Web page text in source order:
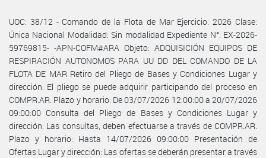
UOC: 38/12 - Comando de la Flota de Mar Ejercicio: 2026 Clase:
Única Nacional Modalidad: Sin modalidad Expediente N°: EX-2026-
59769815- -APN-COFM#ARA Objeto: ADQUISICIÓN EQUIPOS DE
RESPIRACIÓN AUTONOMOS PARA UU DD DEL COMANDO DE LA
FLOTA DE MAR Retiro del Pliego de Bases y Condiciones Lugar y
dirección: El pliego se puede adquirir participando del proceso en
COMPR.AR. Plazo y horario: De 03/07/2026 12:00:00 a 20/07/2026
09:00:00 Consulta del Pliego de Bases y Condiciones Lugar y
dirección: Las consultas, deben efectuarse a través de COMPR.AR.
Plazo y horario: Hasta 14/07/2026 09:00:00 Presentación de
Ofertas Lugar y dirección: Las ofertas se deberán presentar a través